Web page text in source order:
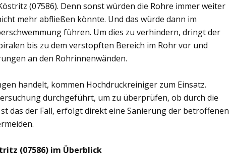
(07586). Denn sonst würden die Rohre immer weiter
mehr abfließen könnte. Und das würde dann im
führen. Um dies zu verhindern, dringt der
bis zu dem verstopften Bereich im Rohr vor und
an den Rohrinnenwänden.
handelt, kommen Hochdruckreiniger zum Einsatz.
durchgeführt, um zu überprüfen, ob durch die
das der Fall, erfolgt direkt eine Sanierung der betroffenen
(07586) im Überblick